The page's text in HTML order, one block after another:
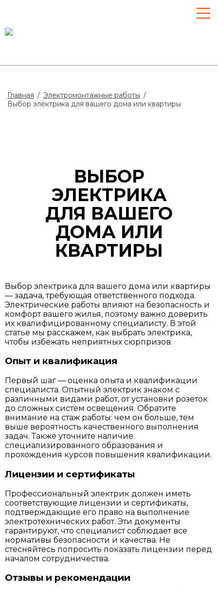
Главная / Электромонтажные работы /
Выбор электрика для вашего дома или квартиры
ВЫБОР
ЭЛЕКТРИКА
ДЛЯ ВАШЕГО
ДОМА ИЛИ
КВАРТИРЫ
Выбор электрика для вашего дома или квартиры
— задача, требующая ответственного подхода.
Электрические работы влияют на безопасность и
комфорт вашего жилья, поэтому важно доверить
их квалифицированному специалисту. В этой
статье мы расскажем, как выбрать электрика,
чтобы избежать неприятных сюрпризов.
Опыт и квалификация
Первый шаг — оценка опыта и квалификации
специалиста. Опытный электрик знаком с
различными видами работ, от установки розеток
до сложных систем освещения. Обратите
внимание на стаж работы: чем он больше, тем
выше вероятность качественного выполнения
задач. Также уточните наличие
специализированного образования и
прохождения курсов повышения квалификации.
Лицензии и сертификаты
Профессиональный электрик должен иметь
соответствующие лицензии и сертификаты,
подтверждающие его право на выполнение
электротехнических работ. Эти документы
гарантируют, что специалист соблюдает все
нормативы безопасности и качества. Не
стесняйтесь попросить показать лицензии перед
началом сотрудничества.
Отзывы и рекомендации